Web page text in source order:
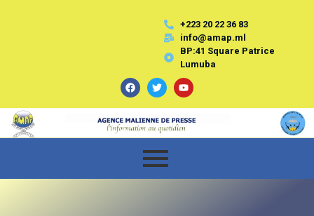
+223 20 22 36 83
info@amap.ml
BP:41 Square Patrice
Lumuba